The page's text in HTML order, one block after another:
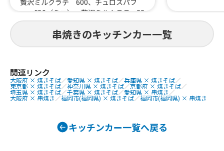
ェ 650（ミニ）、贅沢ミルクラテ 55
0、贅沢ミルクラテ 500、ドリンク
（フルーツティー）500、チュロス 50
ットグ、ネギ塩豚カルビ丼、牛すき鍋
丼 900、牛タン元丼 1200、牛たん
丼 1000（相盛り）、牛たん串
カメンチ、
まいもステ
せ、クリーム
緑茶ハイ、ク
ラ、メロンソ
串焼きのキッチンカー一覧
関連リンク
大阪府 × 焼きそば／愛知県 × 焼きそば／兵庫県 × 焼きそば／
東京都 × 焼きそば／神奈川県 × 焼きそば／京都府 × 焼きそば／
埼玉県 × 焼きそば／千葉県 × 焼きそば／愛知県 × 串焼き／
大阪府 × 串焼き／福岡市(福岡県) × 焼きそば／福岡市(福岡県) × 串焼き
キッチンカー一覧へ戻る